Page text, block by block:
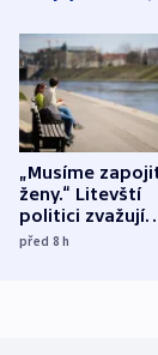
„Musíme
ženy.“ Litevští
politici zvažují
dohodu o
před 8h